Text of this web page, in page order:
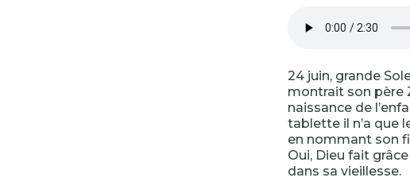
24 juin, grande
montrait son père
naissance de
tablette il n’a que
en nommant son
Oui, Dieu fait grâce
dans sa vieillesse.